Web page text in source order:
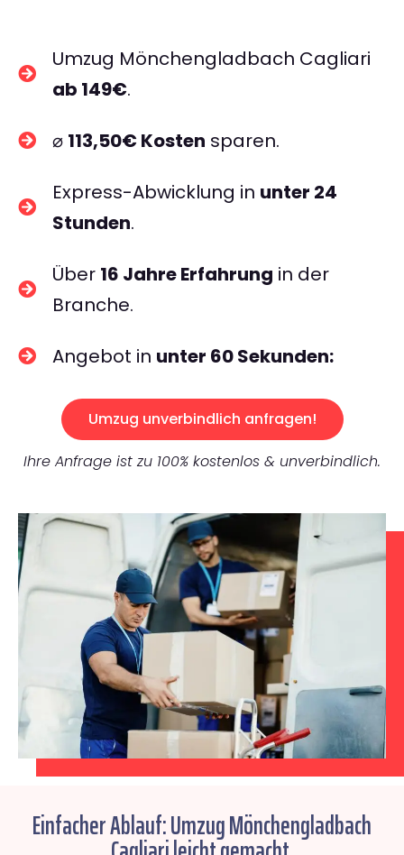
Umzug Mönchengladbach Cagliari
ab 149€.
⌀ 113,50€ Kosten sparen.
Express-Abwicklung in unter 24
Stunden.
Über 16 Jahre Erfahrung in der
Branche.
Angebot in unter 60 Sekunden:
Umzug unverbindlich anfragen!
Ihre Anfrage ist zu 100% kostenlos & unverbindlich.
Einfacher Ablauf: Umzug Mönchengladbach